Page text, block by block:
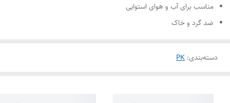
مناسب برای آب و هوای استوایی
ضد گرد و خاک
دسته‌بندی:
PK